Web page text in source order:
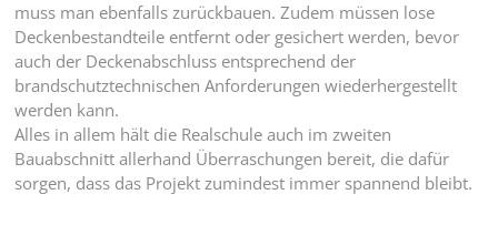
muss man ebenfalls zurückbauen. Zudem müssen lose
Deckenbestandteile entfernt oder gesichert werden, bevor
auch der Deckenabschluss entsprechend der
brandschutztechnischen Anforderungen wiederhergestellt
werden kann.
Alles in allem hält die Realschule auch im zweiten
Bauabschnitt allerhand Überraschungen bereit, die dafür
sorgen, dass das Projekt zumindest immer spannend bleibt.